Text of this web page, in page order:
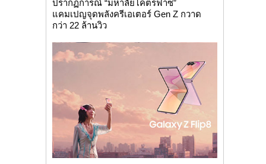
ปรากฏการณ์ “มหาลัยโคตรฟาซ”
แคมเปญจุดพลังครีเอเตอร์ Gen Z กวาด
กว่า 22 ล้านวิว